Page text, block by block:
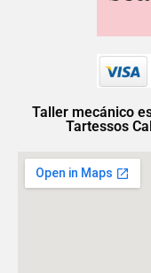
Taller mecánico
Tartessos